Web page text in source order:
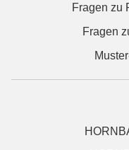
Fragen zu
Fragen